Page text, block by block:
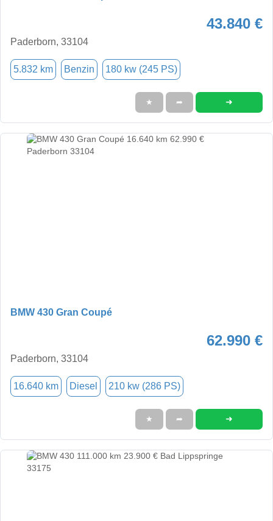
43.840 €
Paderborn, 33104
5.832 km Benzin 180 kw (245 PS)
★ ➦ ➜
BMW 430 Gran Coupé
62.990 €
Paderborn, 33104
16.640 km Diesel 210 kw (286 PS)
★ ➦ ➜